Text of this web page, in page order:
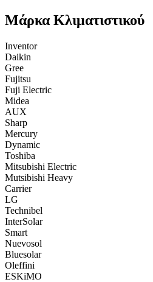
Μάρκα Κλιματιστικού
Inventor
Daikin
Gree
Fujitsu
Fuji Electric
Midea
AUX
Sharp
Mercury
Dynamic
Toshiba
Mitsubishi Electric
Mutsibishi Heavy
Carrier
LG
Technibel
InterSolar
Smart
Nuevosol
Bluesolar
Oleffini
ESKiMO